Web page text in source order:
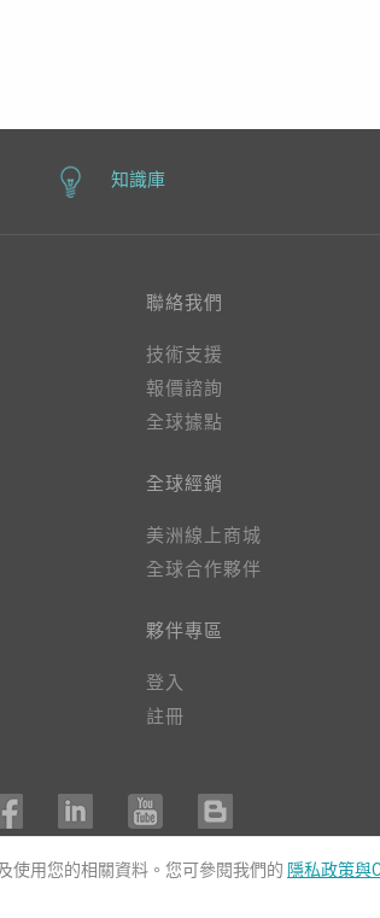
知識庫
聯絡我們
技術支援
報價諮詢
全球據點
全球經銷
美洲線上商城
全球合作夥伴
夥伴專區
登入
註冊
使用您的相關資料。您可參閱我們的 隱私政策與